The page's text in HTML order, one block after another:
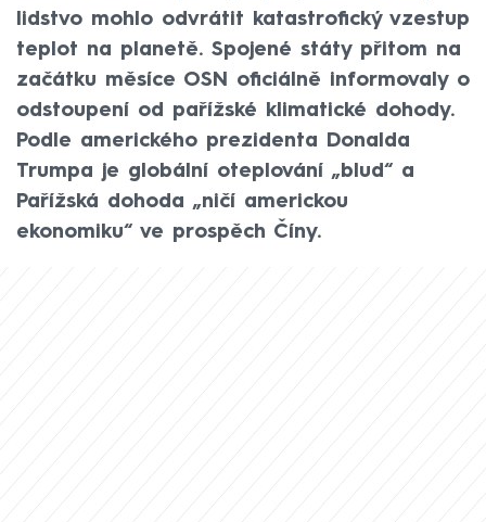
lidstvo mohlo odvrátit katastrofický vzestup
teplot na planetě. Spojené státy přitom na
začátku měsíce OSN oficiálně informovaly o
odstoupení od pařížské klimatické dohody.
Podle amerického prezidenta Donalda
Trumpa je globální oteplování „blud“ a
Pařížská dohoda „ničí americkou
ekonomiku“ ve prospěch Číny.